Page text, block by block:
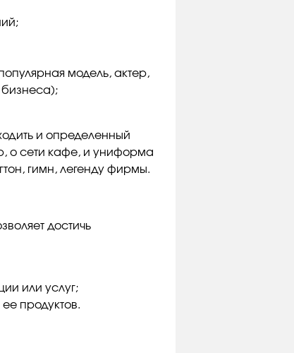
модель, актер,
бизнеса);
и определенный
о сети кафе, и униформа
гимн, легенду фирмы.
достичь
или услуг;
продуктов.